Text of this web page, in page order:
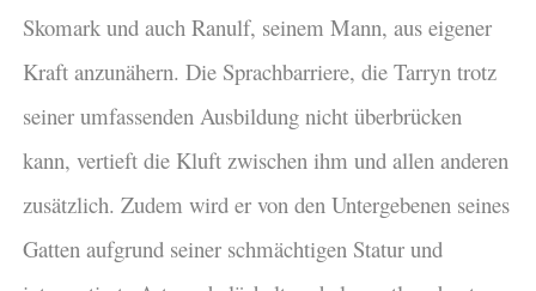
Skomark und auch Ranulf, seinem Mann, aus eigener
Kraft anzunähern. Die Sprachbarriere, die Tarryn trotz
seiner umfassenden Ausbildung nicht überbrücken
kann, vertieft die Kluft zwischen ihm und allen anderen
zusätzlich. Zudem wird er von den Untergebenen seines
Gatten aufgrund seiner schmächtigen Statur und